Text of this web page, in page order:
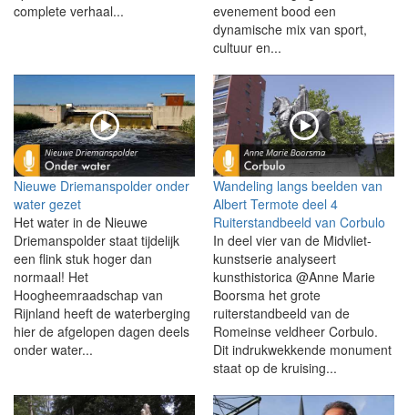
complete verhaal...
evenement bood een
dynamische mix van sport,
cultuur en...
Nieuwe Driemanspolder onder
water gezet
Het water in de Nieuwe
Driemanspolder staat tijdelijk
een flink stuk hoger dan
normaal! Het
Hoogheemraadschap van
Rijnland heeft de waterberging
hier de afgelopen dagen deels
onder water...
Wandeling langs beelden van
Albert Termote deel 4
Ruiterstandbeeld van Corbulo
In deel vier van de Midvliet-
kunstserie analyseert
kunsthistorica @Anne Marie
Boorsma het grote
ruiterstandbeeld van de
Romeinse veldheer Corbulo.
Dit indrukwekkende monument
staat op de kruising...